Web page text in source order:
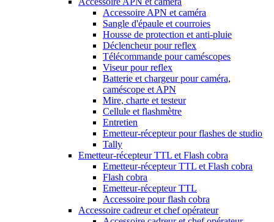
Accessoire APN et caméra
Sangle d'épaule et courroies
Housse de protection et anti-pluie
Déclencheur pour reflex
Télécommande pour caméscopes
Viseur pour reflex
Batterie et chargeur pour caméra,
caméscope et APN
Mire, charte et testeur
Cellule et flashmètre
Entretien
Emetteur-récepteur pour flashes de studio
Tally
Emetteur-récepteur TTL et Flash cobra
Emetteur-récepteur TTL et Flash cobra
Flash cobra
Emetteur-récepteur TTL
Accessoire pour flash cobra
Accessoire cadreur et chef opérateur